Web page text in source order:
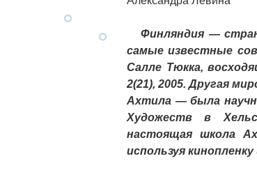
Финляндия —
самые известные
Салле Тюкка,
2(21), 2005. Другая
Ахтила — была
Художеств в
настоящая школа
используя